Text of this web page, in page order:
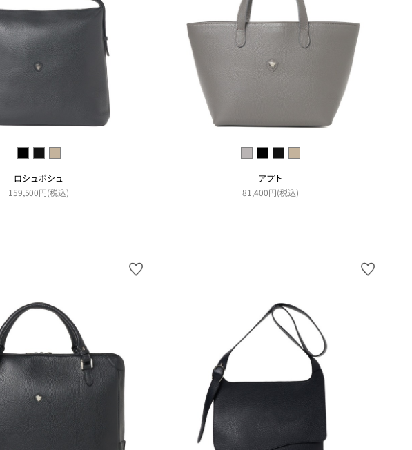
ロシュポシュ
159,500円(税込)
アプト
81,400円(税込)